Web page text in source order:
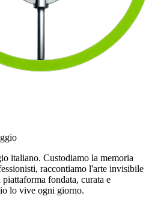
italiano. Custodiamo la memoria
raccontiamo l'arte invisibile
fondata, curata e
lo vive ogni giorno.